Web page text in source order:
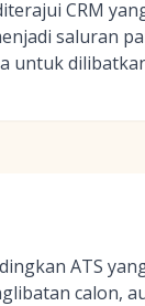
CRM
saluran
untuk
ATS
calon,